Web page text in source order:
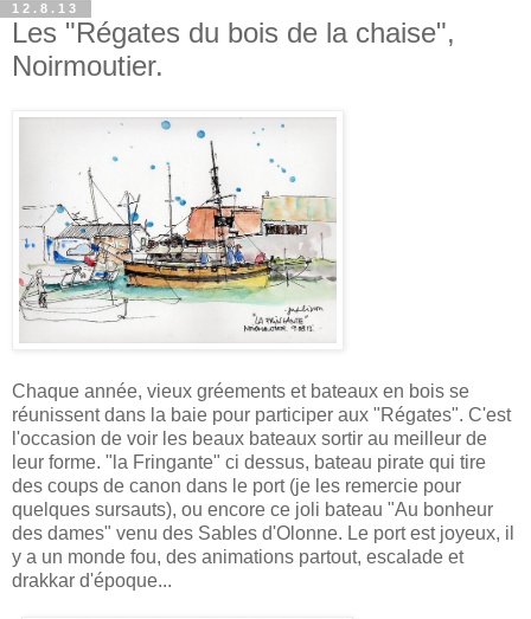
12.8.13
Les "Régates du bois de la chaise",
Noirmoutier.
Chaque année, vieux gréements et bateaux en bois se
réunissent dans la baie pour participer aux "Régates". C'est
l'occasion de voir les beaux bateaux sortir au meilleur de
leur forme. "la Fringante" ci dessus, bateau pirate qui tire
des coups de canon dans le port (je les remercie pour
quelques sursauts), ou encore ce joli bateau "Au bonheur
des dames" venu des Sables d'Olonne. Le port est joyeux, il
y a un monde fou, des animations partout, escalade et
drakkar d'époque...